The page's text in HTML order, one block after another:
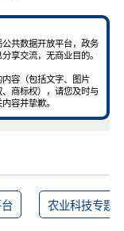
共数据开放平台，政务
享交流，无商业目的。
容（包括文字、图片
商标权），请您及时与
容并挚歉。
农业科技专题